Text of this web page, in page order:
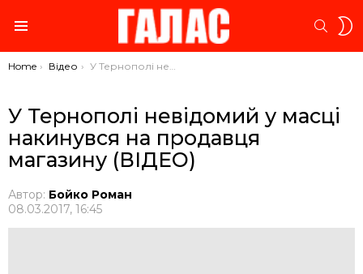
You are here:
Home Відео У Тернополі невідомий у масці накинувся на продавця магазину (ВІДЕО)
У Тернополі невідомий у масці
накинувся на продавця
магазину (ВІДЕО)
Автор: Бойко Роман
08.03.2017, 16:45